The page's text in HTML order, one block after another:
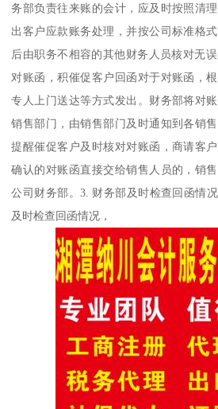
务部负责往来账的会计，应及时按照清
出客户应款账务处理，并按公司标准格
后由职务不相容的其他财务人员核对无
对账函，积催促客户回函对于对账函，
专人上门送达等方式发出。财务部将对
销售部门，由销售部门及时通知到各销
提醒催促客户及时核对对账函，商请客
确认的对账函直接交给销售人员的，销
公司财务部。3. 财务部及时检查回函情
及时检查回函情况，